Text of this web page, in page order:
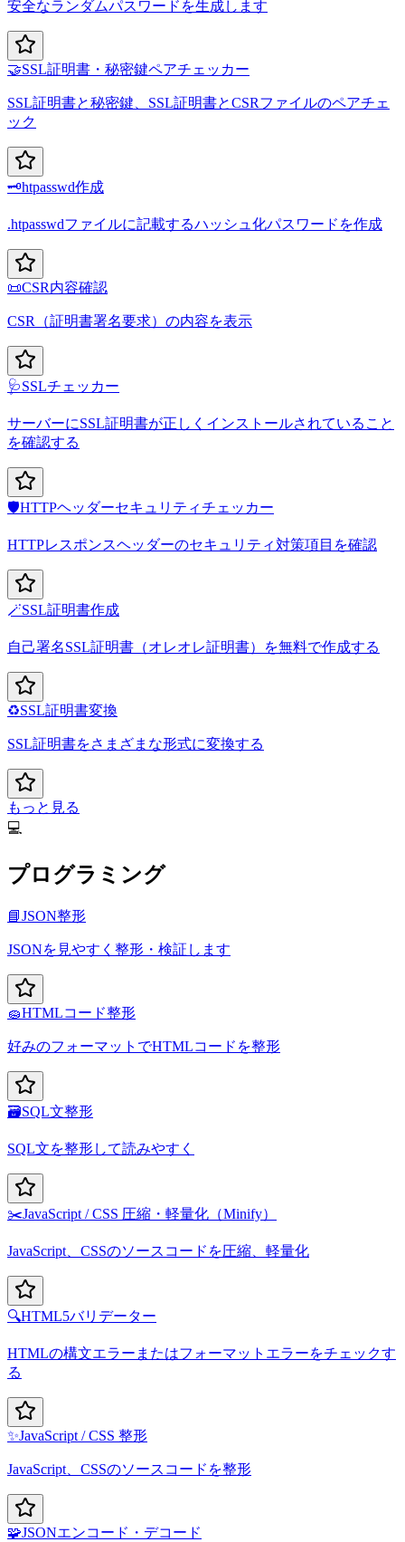
安全なランダムパスワードを生成します
🤝SSL証明書・秘密鍵ペアチェッカー
SSL証明書と秘密鍵、SSL証明書とCSRファイルのペアチェ
ック
🗝️htpasswd作成
.htpasswdファイルに記載するハッシュ化パスワードを作成
📜CSR内容確認
CSR（証明書署名要求）の内容を表示
🩺SSLチェッカー
サーバーにSSL証明書が正しくインストールされていること
を確認する
🛡️HTTPヘッダーセキュリティチェッカー
HTTPレスポンスヘッダーのセキュリティ対策項目を確認
🪄SSL証明書作成
自己署名SSL証明書（オレオレ証明書）を無料で作成する
♻️SSL証明書変換
SSL証明書をさまざまな形式に変換する
もっと見る
💻
プログラミング
📘JSON整形
JSONを見やすく整形・検証します
🧽HTMLコード整形
好みのフォーマットでHTMLコードを整形
🗃️SQL文整形
SQL文を整形して読みやすく
✂️JavaScript / CSS 圧縮・軽量化（Minify）
JavaScript、CSSのソースコードを圧縮、軽量化
🔍HTML5バリデーター
HTMLの構文エラーまたはフォーマットエラーをチェックす
る
✨JavaScript / CSS 整形
JavaScript、CSSのソースコードを整形
🧩JSONエンコード・デコード